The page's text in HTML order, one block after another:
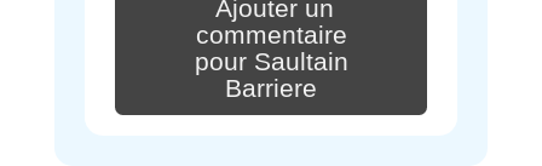
Ajouter un
commentaire
pour Saultain
Barriere